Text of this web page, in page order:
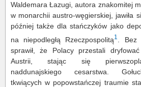
Waldemara Łazugi, autora znakomitej
w monarchii austro-węgierskiej, jawiła
później także dla stańczyków jako
na niepodległą Rzeczpospolitą1
. Bez
sprawił, że Polacy przestali
Austrii, stając się
naddunajskiego cesarstwa.
tkwiących w popowstańczej traumie